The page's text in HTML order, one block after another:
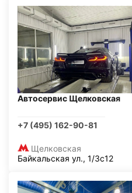
Автосервис Щелковская
+7 (495) 162-90-81
Щелковская
Байкальская ул., 1/3с12